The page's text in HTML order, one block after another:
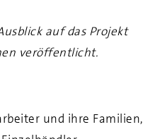
auf das Projekt
veröffentlicht.
und ihre Familien,